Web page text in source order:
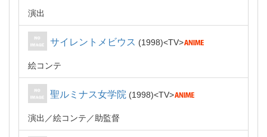
演出
サイレントメビウス 1998 TV
絵コンテ
聖ルミナス女学院 1998 TV
演出 絵コンテ 助監督